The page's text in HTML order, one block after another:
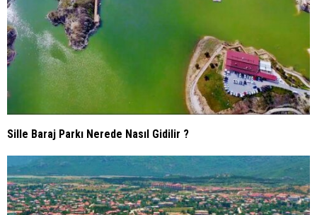
Sille Baraj Parkı Nerede Nasıl Gidilir ?